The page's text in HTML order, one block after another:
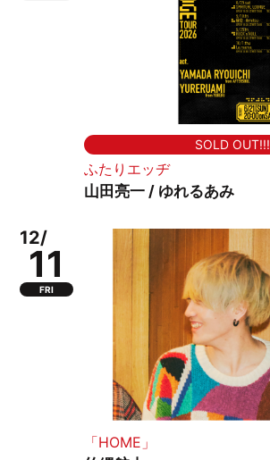
SOLD OUT!!!
ふたりエッヂ
山田亮一 / ゆれるあみ
12/
11
FRI
「HOME」